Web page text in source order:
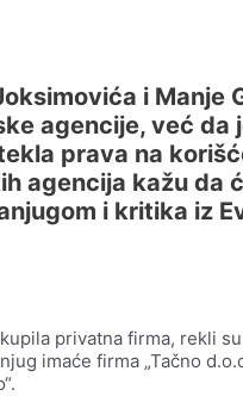
i Manje
agencije, već da
prava na
agencija kažu da
i kritika iz
privatna firma, rekli
imaće firma „Tačno